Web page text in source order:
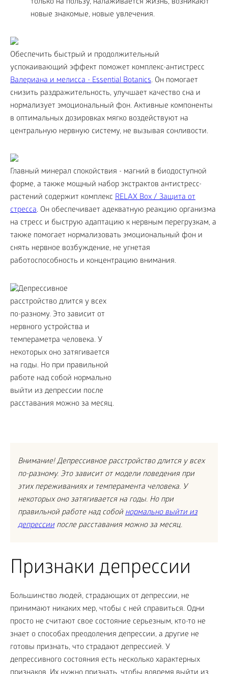
только на пользу, налаживается жизнь, возникают
новые знакомые, новые увлечения.
Обеспечить быстрый и продолжительный
успокаивающий эффект поможет комплекс-антистресс
Валериана и мелисса - Essential Botanics. Он помогает
снизить раздражительность, улучшает качество сна и
нормализует эмоциональный фон. Активные компоненты
в оптимальных дозировках мягко воздействуют на
центральную нервную систему, не вызывая сонливости.
Главный минерал спокойствия - магний в биодоступной
форме, а также мощный набор экстрактов антистресс-
растений содержит комплекс RELAX Box / Защита от
стресса. Он обеспечивает адекватную реакцию организма
на стресс и быструю адаптацию к нервным перегрузкам, а
также помогает нормализовать эмоциональный фон и
снять нервное возбуждение, не угнетая
работоспособность и концентрацию внимания.
Внимание! Депрессивное расстройство длится у всех
по-разному. Это зависит от модели поведения при
этих переживаниях и темперамента человека. У
некоторых оно затягивается на годы. Но при
правильной работе над собойнормально выйти из
депрессиипосле расставания можно за месяц.
Признаки депрессии
Большинство людей, страдающих от депрессии, не
принимают никаких мер, чтобы с ней справиться. Одни
просто не считают свое состояние серьезным, кто-то не
знает о способах преодоления депрессии, а другие не
готовы признать, что страдают депрессией. У
депрессивного состояния есть несколько характерных